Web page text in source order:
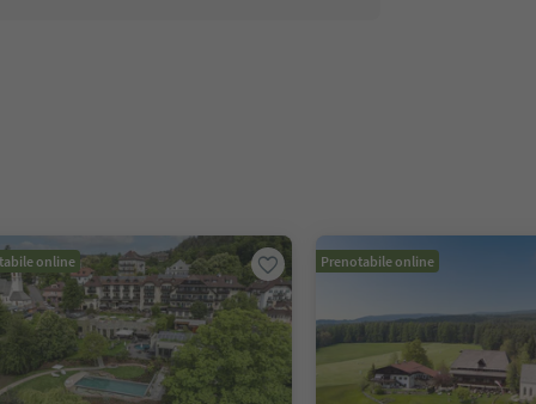
online Prenotabile online